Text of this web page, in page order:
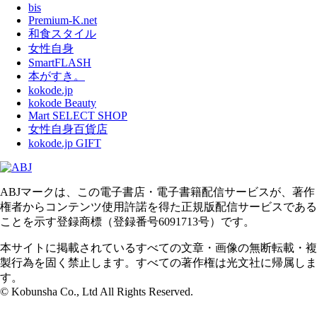
bis
Premium-K.net
和食スタイル
女性自身
SmartFLASH
本がすき。
kokode.jp
kokode Beauty
Mart SELECT SHOP
女性自身百貨店
kokode.jp GIFT
ABJマークは、この電子書店・電子書籍配信サービスが、著作
権者からコンテンツ使用許諾を得た正規版配信サービスである
ことを示す登録商標（登録番号6091713号）です。
本サイトに掲載されているすべての文章・画像の無断転載・複
製行為を固く禁止します。すべての著作権は光文社に帰属しま
す。
© Kobunsha Co., Ltd All Rights Reserved.